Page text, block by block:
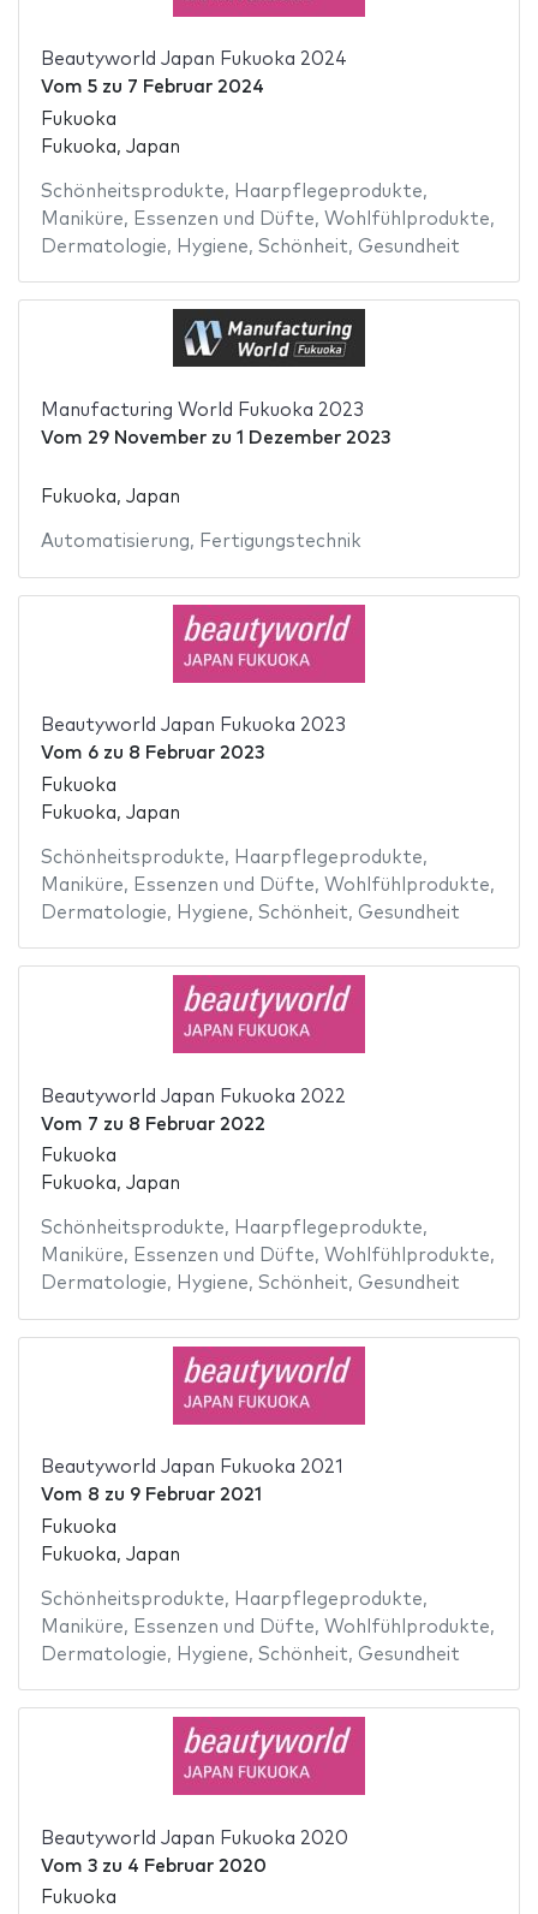
Beautyworld Japan Fukuoka 2024
Vom 5zu 7 Februar 2024
Fukuoka
Fukuoka, Japan
Schönheitsprodukte, Haarpflegeprodukte,
Maniküre, Essenzen und Düfte, Wohlfühlprodukte,
Dermatologie, Hygiene, Schönheit, Gesundheit
Manufacturing World Fukuoka 2023
Vom 29 Novemberzu 1 Dezember 2023
Fukuoka, Japan
Automatisierung, Fertigungstechnik
Beautyworld Japan Fukuoka 2023
Vom 6zu 8 Februar 2023
Fukuoka
Fukuoka, Japan
Schönheitsprodukte, Haarpflegeprodukte,
Maniküre, Essenzen und Düfte, Wohlfühlprodukte,
Dermatologie, Hygiene, Schönheit, Gesundheit
Beautyworld Japan Fukuoka 2022
Vom 7 zu 8 Februar 2022
Fukuoka
Fukuoka, Japan
Schönheitsprodukte, Haarpflegeprodukte,
Maniküre, Essenzen und Düfte, Wohlfühlprodukte,
Dermatologie, Hygiene, Schönheit, Gesundheit
Beautyworld Japan Fukuoka 2021
Vom 8 zu 9 Februar 2021
Fukuoka
Fukuoka, Japan
Schönheitsprodukte, Haarpflegeprodukte,
Maniküre, Essenzen und Düfte, Wohlfühlprodukte,
Dermatologie, Hygiene, Schönheit, Gesundheit
Beautyworld Japan Fukuoka 2020
Vom 3zu 4 Februar 2020
Fukuoka